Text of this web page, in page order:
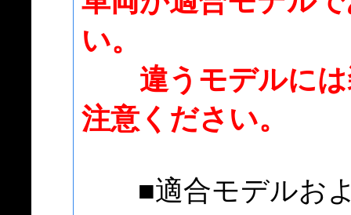
い。
違うモデルには
注意ください。
■適合モデルおよ